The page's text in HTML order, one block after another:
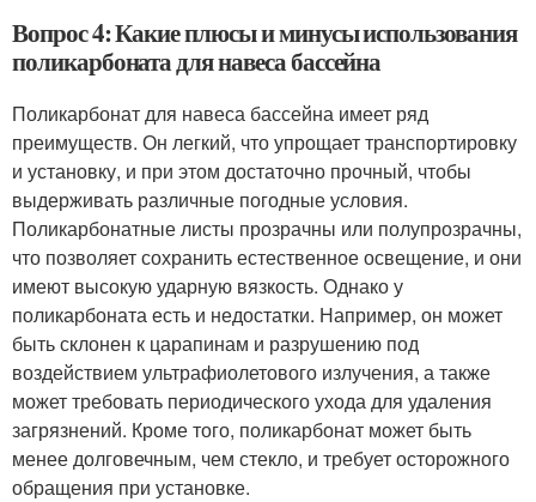
Вопрос 4: Какие плюсы и минусы использования
поликарбоната для навеса бассейна
Поликарбонат для навеса бассейна имеет ряд
преимуществ. Он легкий, что упрощает транспортировку
и установку, и при этом достаточно прочный, чтобы
выдерживать различные погодные условия.
Поликарбонатные листы прозрачны или полупрозрачны,
что позволяет сохранить естественное освещение, и они
имеют высокую ударную вязкость. Однако у
поликарбоната есть и недостатки. Например, он может
быть склонен к царапинам и разрушению под
воздействием ультрафиолетового излучения, а также
может требовать периодического ухода для удаления
загрязнений. Кроме того, поликарбонат может быть
менее долговечным, чем стекло, и требует осторожного
обращения при установке.